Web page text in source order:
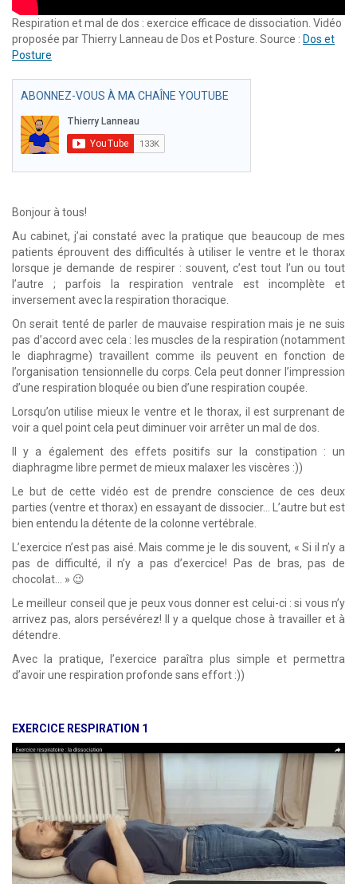
Respiration et mal de dos : exercice efficace de dissociation. Vidéo
proposée par Thierry Lanneau de Dos et Posture. Source : Dos et
Posture
ABONNEZ-VOUS À MA CHAÎNE YOUTUBE
Bonjour à tous!
Au cabinet, j’ai constaté avec la pratique que beaucoup de mes
patients éprouvent des difficultés à utiliser le ventre et le thorax
lorsque je demande de respirer : souvent, c’est tout l’un ou tout
l’autre ; parfois la respiration ventrale est incomplète et
inversement avec la respiration thoracique.
On serait tenté de parler de mauvaise respiration mais je ne suis
pas d’accord avec cela : les muscles de la respiration (notamment
le diaphragme) travaillent comme ils peuvent en fonction de
l’organisation tensionnelle du corps. Cela peut donner l’impression
d’une respiration bloquée ou bien d’une respiration coupée.
Lorsqu’on utilise mieux le ventre et le thorax, il est surprenant de
voir a quel point cela peut diminuer voir arrêter un mal de dos.
Il y a également des effets positifs sur la constipation : un
diaphragme libre permet de mieux malaxer les viscères :))
Le but de cette vidéo est de prendre conscience de ces deux
parties (ventre et thorax) en essayant de dissocier… L’autre but est
bien entendu la détente de la colonne vertébrale.
L’exercice n’est pas aisé. Mais comme je le dis souvent, « Si il n’y a
pas de difficulté, il n’y a pas d’exercice! Pas de bras, pas de
chocolat… » 😉
Le meilleur conseil que je peux vous donner est celui-ci : si vous n’y
arrivez pas, alors persévérez! Il y a quelque chose à travailler et à
détendre.
Avec la pratique, l’exercice paraîtra plus simple et permettra
d’avoir une respiration profonde sans effort :))
EXERCICE RESPIRATION 1